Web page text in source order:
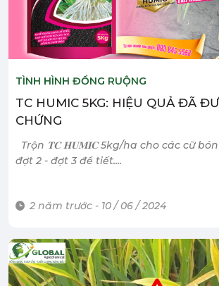
TÌNH HÌNH ĐỒNG RUỘNG
TC HUMIC 5KG: HIỆU QUẢ ĐÃ
CHỨNG
Trộn 𝐓𝐂 𝐇𝐔𝐌𝐈𝐂 5kg/ha cho các cữ
đợt 2 - đợt 3 để tiết....
2 năm trước - 10 / 06 / 2024